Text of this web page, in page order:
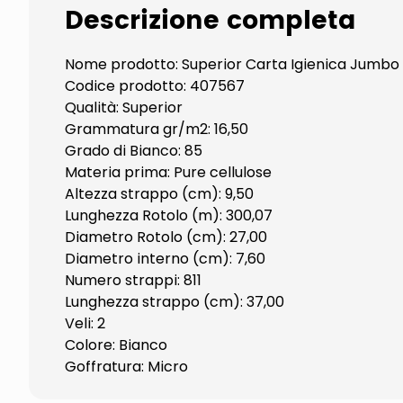
Descrizione completa
Nome prodotto: Superior Carta Igienica Jumbo
Codice prodotto: 407567
Qualità: Superior
Grammatura gr/m2: 16,50
Grado di Bianco: 85
Materia prima: Pure cellulose
Altezza strappo (cm): 9,50
Lunghezza Rotolo (m): 300,07
Diametro Rotolo (cm): 27,00
Diametro interno (cm): 7,60
Numero strappi: 811
Lunghezza strappo (cm): 37,00
Veli: 2
Colore: Bianco
Goffratura: Micro